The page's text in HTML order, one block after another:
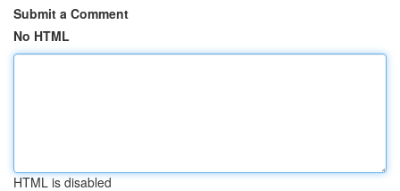
Submit a Comment
No HTML
HTML is disabled